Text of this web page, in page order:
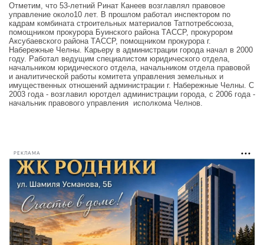
Отметим, что 53-летний Ринат Канеев возглавлял правовое
управление около10 лет. В прошлом работал инспектором по
кадрам комбината строительных материалов Татпотребсоюза,
помощником прокурора Буинского района ТАССР, прокурором
Аксубаевского района ТАССР, помощником прокурора г.
Набережные Челны. Карьеру в администрации города начал в 2000
году. Работал ведущим специалистом юридического отдела,
начальником юридического отдела, начальником отдела правовой
и аналитической работы комитета управления земельных и
имущественных отношений администрации г. Набережные Челны. С
2003 года - возглавил юротдел администрации города, с 2006 года -
начальник правового управления исполкома Челнов.
РЕКЛАМА